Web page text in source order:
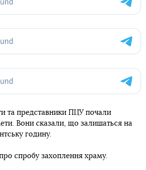
та представники ПЦУ почали
Вони сказали, що залишаться на
годину.
спробу захоплення храму.